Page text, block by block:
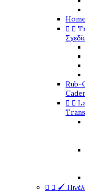
 
Rub-
 
  🖌️